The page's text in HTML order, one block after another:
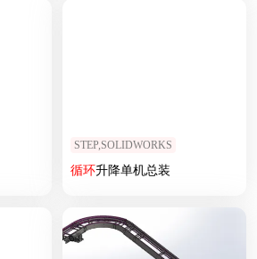
STEP,SOLIDWORKS
循环升降单机总装